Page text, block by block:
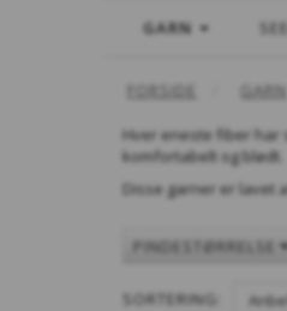
GARN
FORSIDE GARN
Hver eneste fiber har
komfortabelt og blødt.
Disse garner er lavet
PINDESTØRRELSE
SORTERING: